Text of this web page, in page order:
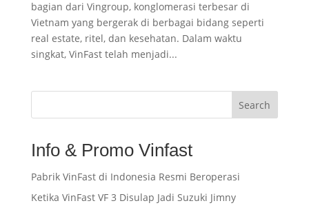
bagian dari Vingroup, konglomerasi terbesar di
Vietnam yang bergerak di berbagai bidang seperti
real estate, ritel, dan kesehatan. Dalam waktu
singkat, VinFast telah menjadi...
Search
Info & Promo Vinfast
Pabrik VinFast di Indonesia Resmi Beroperasi
Ketika VinFast VF 3 Disulap Jadi Suzuki Jimny